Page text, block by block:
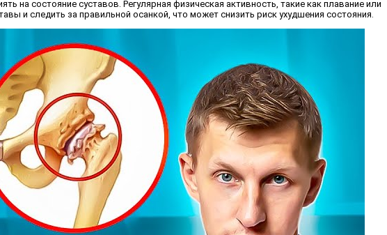
на состояние суставов. Регулярная физическая активность, такие как плавание или
и следить за правильной осанкой, что может снизить риск ухудшения состояния.